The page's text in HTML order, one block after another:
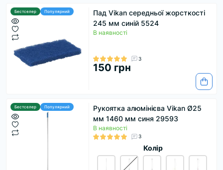
Бестселер Популярний
Пад Vikan середньої жорсткості
245 мм синій 5524
В наявності
3
150 грн
Бестселер Популярний
Рукоятка алюмінієва Vikan Ø25
мм 1460 мм синя 29593
В наявності
3
Колір